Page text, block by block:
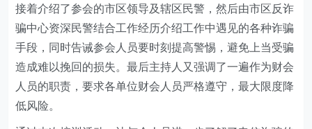
接着介绍了参会的市区领导及辖区民警，然后由市区反诈
骗中心资深民警结合工作经历介绍工作中遇见的各种诈骗
手段，同时告诫参会人员要时刻提高警惕，避免上当受骗
造成难以挽回的损失。最后主持人又强调了一遍作为财会
人员的职责，要求各单位财会人员严格遵守，最大限度降
低风险。